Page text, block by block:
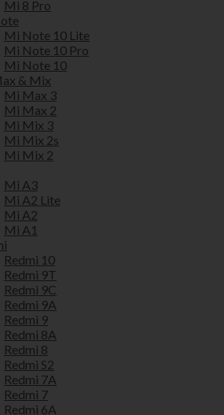
Mi 8 Pro
Mi Note 10 Lite
Mi Note 10 Pro
Mi Note 10
& Mix
Mi Max 3
Mi Max 2
Mi Mix 3
Mi Mix 2s
Mi Mix 2
Mi A3
Mi A2 Lite
Mi A2
Mi A1
Redmi 10
Redmi 9T
Redmi 9C
Redmi 9A
Redmi 9
Redmi 8A
Redmi 8
Redmi S2
Redmi 7A
Redmi 7
Redmi 6A